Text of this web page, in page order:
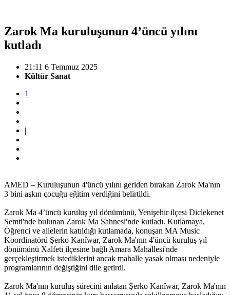
Zarok Ma kuruluşunun 4’üncü yılını
kutladı
21:11 6 Temmuz 2025
Kültür Sanat
1
|
AMED – Kuruluşunun 4'üncü yılını geriden bırakan Zarok Ma'nın
3 bini aşkın çocuğu eğitim verdiğini belirtildi.
Zarok Ma 4’üncü kuruluş yıl dönümünü, Yenişehir ilçesi Diclekenet
Semti'nde bulunan Zarok Ma Sahnesi'nde kutladı. Kutlamaya,
Öğrenci ve ailelerin katıldığı kutlamada, konuşan MA Music
Koordinatörü Şerko Kanîwar, Zarok Ma'nın 4'üncü kuruluş yıl
dönümünü Xalfeti ilçesine bağlı Amara Mahallesi'nde
gerçekleştirmek istediklerini ancak mahalle yasak olması nedeniyle
programlarının değiştiğini dile getirdi.
Zarok Ma'nın kuruluş sürecini anlatan Şerko Kanîwar, Zarok Ma'nın